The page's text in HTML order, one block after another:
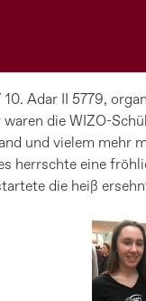
Adar II 5779,
die WIZO-
und vielem mehr
herrschte eine
die heiß